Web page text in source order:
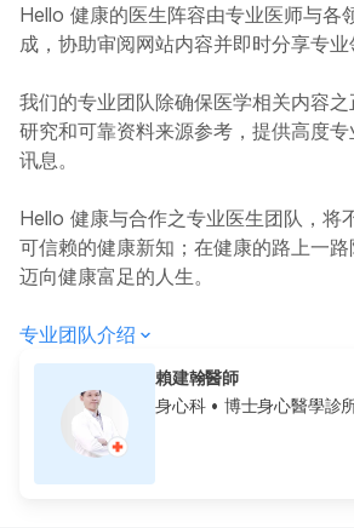
Hello 健康的医生阵容由专业医师与各
成，协助审阅网站内容并即时分享专业
我们的专业团队除确保医学相关内容
研究和可靠资料来源参考，提供高度
讯息。
Hello 健康与合作之专业医生团队，将
可信赖的健康新知；在健康的路上一
迈向健康富足的人生。
专业团队介绍
賴建翰醫師
身心科• 博士身心醫學診